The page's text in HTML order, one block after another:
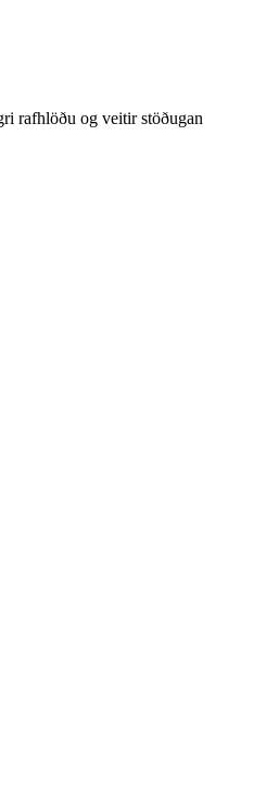
rafhlöðu og veitir stöðugan